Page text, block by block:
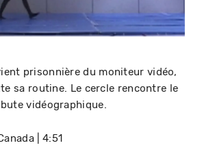
prisonnière du moniteur vidéo,
sa routine. Le cercle rencontre le
vidéographique.
4:51